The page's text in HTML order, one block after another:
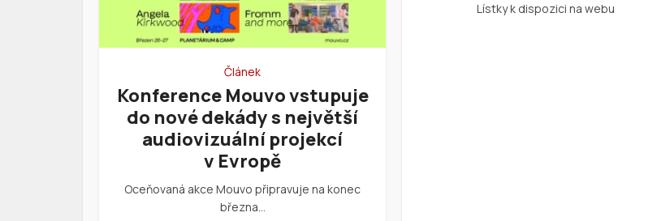
Článek
Konference Mouvo vstupuje
do nové dekády s největší
audiovizuální projekcí
v Evropě
Oceňovaná akce Mouvo připravuje na konec
března…
Lístky k dispozici na webu